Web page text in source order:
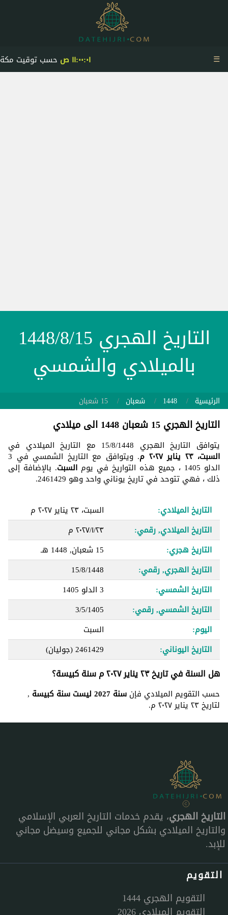
١١:٠٠:٠١ ص حسب توقيت مكة ☰
التاريخ الهجري 1448/8/15
بالميلادي والشمسي
الرئيسية 1448 شعبان 15 شعبان
التاريخ الهجري 15 شعبان 1448 الى ميلادي
يتوافق التاريخ الهجري 15/8/1448 مع التاريخ الميلادي في
السبت، ٢٣ يناير ٢٠٢٧ م . ويتوافق مع التاريخ الشمسي في 3
الدلو 1405 ، جميع هذه التواريخ في يوم السبت. بالإضافة إلى
ذلك ، فهي تتوحد في تاريخ يوناني واحد وهو 2461429.
التاريخ الميلادي:
السبت، ٢٣ يناير ٢٠٢٧ م
التاريخ الميلادي, رقمي:
٢٣‏/١‏/٢٠٢٧ م
التاريخ هجري:
15 شعبان, 1448 هـ
التاريخ الهجري, رقمي:
15/8/1448
التاريخ الشمسي:
3 الدلو 1405
التاريخ الشمسي, رقمي:
3/5/1405
اليوم:
السبت
التاريخ اليوناني:
2461429(جوليان)
هل السنة في تاريخ ٢٣ يناير ٢٠٢٧ م سنة كبيسة؟
حسب التقويم الميلادي فإن سنة 2027 ليست سنة كبيسة ,
لتاريخ ٢٣ يناير ٢٠٢٧ م.
التاريخ الهجري، يقدم خدمات التاريخ العربي الإسلامي
والتاريخ الميلادي بشكل مجاني للجميع وسيضل مجاني
للإبد.
التقويم
التقويم الهجري 1444